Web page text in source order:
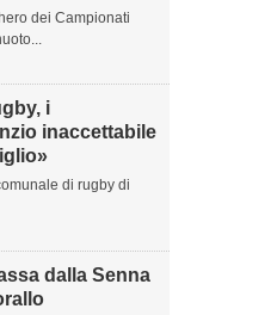
dei Campionati
i
inaccettabile
di rugby di
dalla Senna